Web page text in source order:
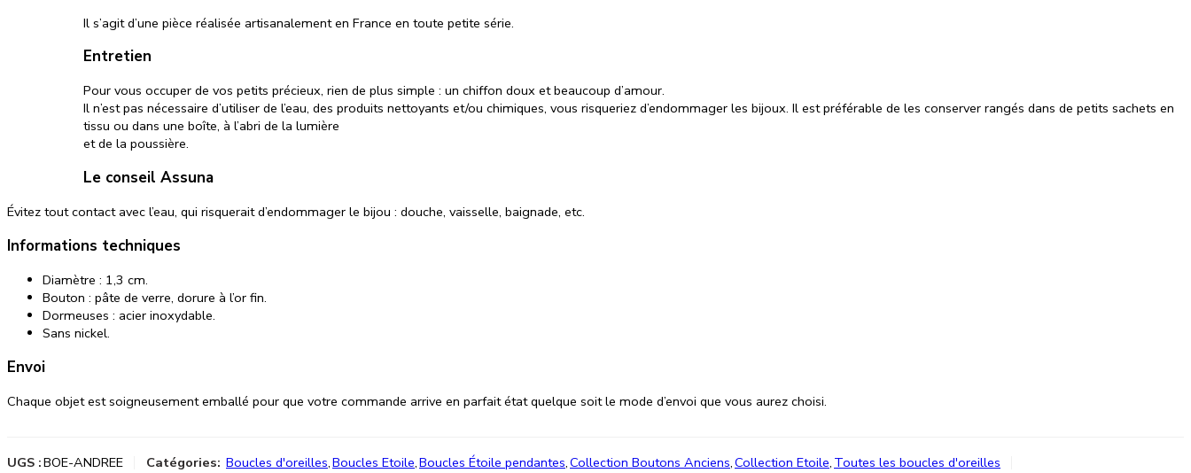
Il s’agit d’une pièce réalisée artisanalement en France en toute petite série.
Entretien
Pour vous occuper de vos petits précieux, rien de plus simple : un chiffon doux et beaucoup d’amour.
Il n’est pas nécessaire d’utiliser de l’eau, des produits nettoyants et/ou chimiques, vous risqueriez d’endommager les bijoux. Il est préférable de les conserver rangés dans de petits sachets en
tissu ou dans une boîte, à l’abri de la lumière
et de la poussière.
Le conseil Assuna
Évitez tout contact avec l’eau, qui risquerait d’endommager le bijou : douche, vaisselle, baignade, etc.
Informations techniques
Diamètre : 1,3 cm.
Bouton : pâte de verre, dorure à l’or fin.
Dormeuses : acier inoxydable.
Sans nickel.
Envoi
Chaque objet est soigneusement emballé pour que votre commande arrive en parfait état quelque soit le mode d’envoi que vous aurez choisi.
UGS :BOE-ANDREE Catégories: Boucles d'oreilles,Boucles Etoile,Boucles Étoile pendantes,Collection Boutons Anciens,Collection Etoile, Toutes les boucles d'oreilles